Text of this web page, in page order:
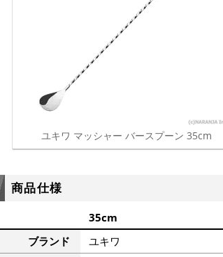
ユキワ マッシャー バースプーン 35cm
商品仕様
35cm
ブランド
ユキワ